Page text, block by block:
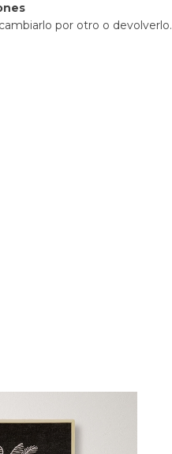
por otro o devolverlo.